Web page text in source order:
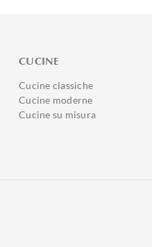
CUCINE
Cucine classiche
Cucine moderne
Cucine su misura